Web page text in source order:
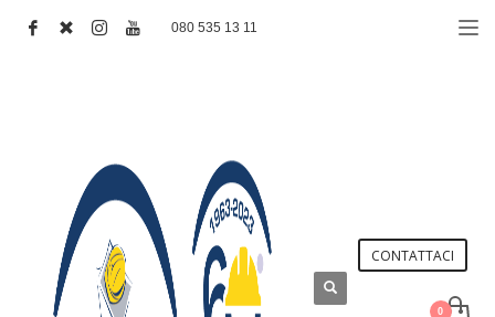
080 535 13 11
CONTATTACI